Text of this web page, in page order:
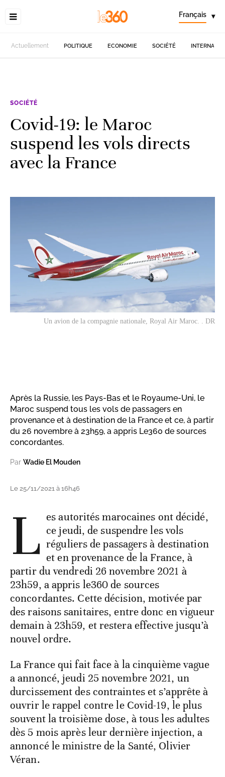
Français ▾
Actuellement POLITIQUE ECONOMIE SOCIÉTÉ
SOCIÉTÉ
Covid-19: le Maroc
suspend les vols directs
avec la France
Un avion de la compagnie nationale, Royal Air Maroc. . DR
Après la Russie, les Pays-Bas et le Royaume-Uni, le
Maroc suspend tous les vols de passagers en
provenance et à destination de la France et ce, à partir
du 26 novembre à 23h59, a appris Le360 de sources
concordantes.
Par Wadie El Mouden
Le 25/11/2021 à 16h46
L es autorités marocaines ont décidé,
ce jeudi, de suspendre les vols
réguliers de passagers à destination
et en provenance de la France, à
partir du vendredi 26 novembre 2021 à
23h59, a appris le360 de sources
concordantes. Cette décision, motivée par
des raisons sanitaires, entre donc en vigueur
demain à 23h59, et restera effective jusqu’à
nouvel ordre.
La France qui fait face à la cinquième vague
a annoncé, jeudi 25 novembre 2021, un
durcissement des contraintes et s’apprête à
ouvrir le rappel contre le Covid-19, le plus
souvent la troisième dose, à tous les adultes
dès 5 mois après leur dernière injection, a
annoncé le ministre de la Santé, Olivier
Véran.